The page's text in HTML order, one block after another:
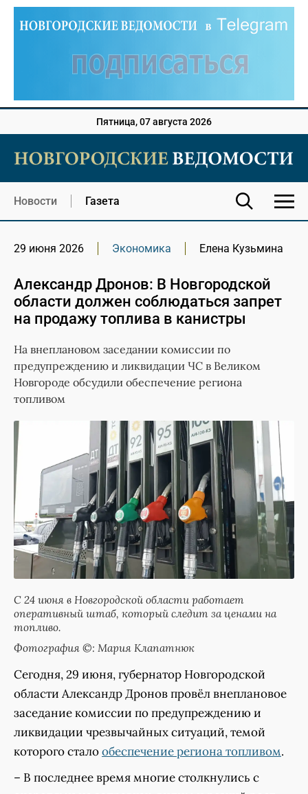
Пятница, 07 августа 2026
Новости Газета
29 июня 2026 Экономика Елена Кузьмина
Александр Дронов: В Новгородской
области должен соблюдаться запрет
на продажу топлива в канистры
На внеплановом заседании комиссии по
предупреждению и ликвидации ЧС в Великом
Новгороде обсудили обеспечение региона
топливом
С 24 июня в Новгородской области работает
оперативный штаб, который следит за ценами на
топливо.
Фотография ©: Мария Клапатнюк
Сегодня, 29 июня, губернатор Новгородской
области Александр Дронов провёл внеплановое
заседание комиссии по предупреждению и
ликвидации чрезвычайных ситуаций, темой
которого сталообеспечение региона топливом.
– В последнее время многие столкнулись с